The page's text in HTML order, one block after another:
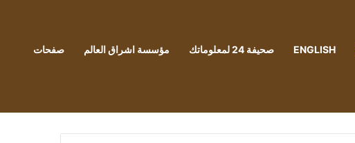
ENGLISH صحيفة 24 لمعلوماتك مؤسسة اشراق العالم صفحات